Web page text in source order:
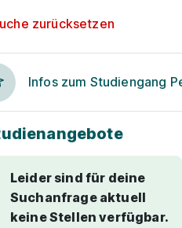
zurücksetzen
Infos zum Studiengang
Leider sind für deine
Suchanfrage aktuell
keine Stellen verfügbar.